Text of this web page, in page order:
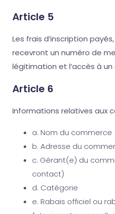
Article 5
Les frais d’inscription
recevront un numéro de
légitimation et l’accès à
Article 6
Informations relatives aux
a. Nom du commerce
b. Adresse du
c. Gérant(e) du
contact)
d. Catégorie
e. Rabais officiel ou